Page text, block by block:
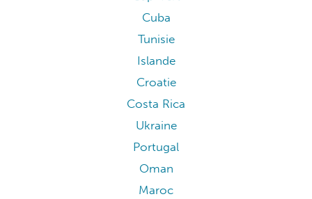
Cuba
Tunisie
Islande
Croatie
Costa Rica
Ukraine
Portugal
Oman
Maroc